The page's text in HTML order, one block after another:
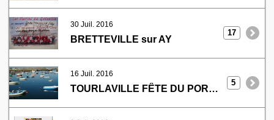
30 Juil. 2016
BRETTEVILLE sur AY
17
16 Juil. 2016
TOURLAVILLE FÊTE DU PORT des FLAMANDS
5